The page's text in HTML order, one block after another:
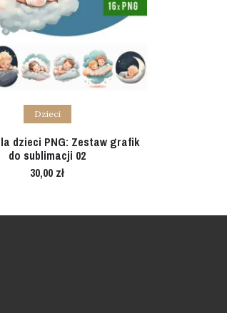
Add to cart
Dzieci
dzieci PNG: Zestaw grafik
do sublimacji 02
30,00 zł